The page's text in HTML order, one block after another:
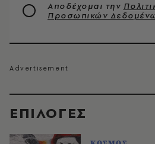
EΠΙΛΟΓΈΣ
Αποδέχομαι την
Προσωπικών